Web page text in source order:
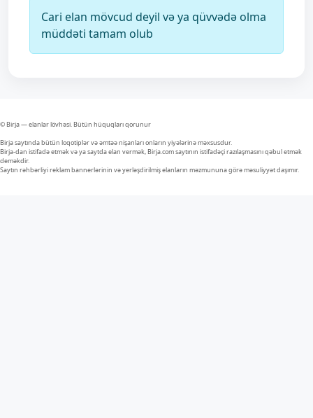
Cari elan mövcud deyil və ya qüvvədə olma
müddəti tamam olub
© Birja — elanlar lövhəsi. Bütün hüquqları qorunur
Birja saytında bütün loqotiplər və əmtəə nişanları onların yiyələrinə məxsusdur.
Birja-dan istifadə etmək və ya saytda elan vermək, Birja.com saytının istifadəçi razılaşmasını qəbul etmək
deməkdir.
Saytın rəhbərliyi reklam bannerlərinin və yerləşdirilmiş elanların məzmununa görə məsuliyyət daşımır.